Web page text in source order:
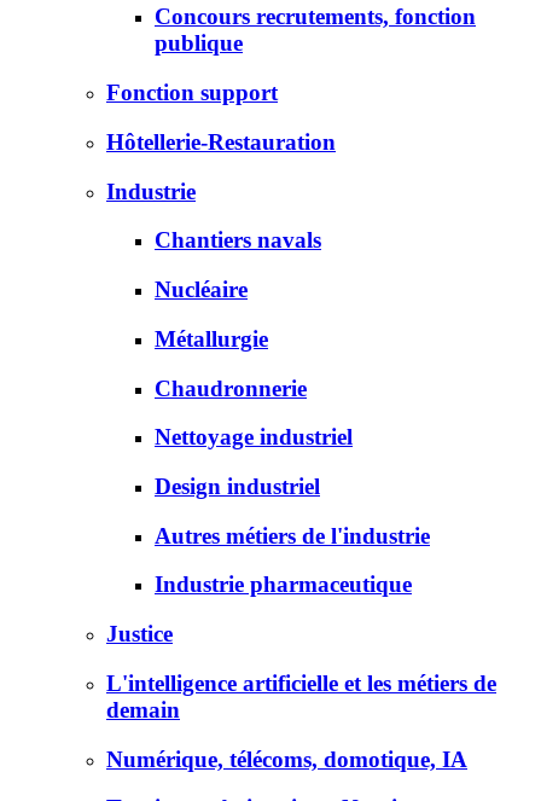
Concours recrutements, fonction
publique
Fonction support
Hôtellerie-Restauration
Industrie
Chantiers navals
Nucléaire
Métallurgie
Chaudronnerie
Nettoyage industriel
Design industriel
Autres métiers de l'industrie
Industrie pharmaceutique
Justice
L'intelligence artificielle et les métiers de
demain
Numérique, télécoms, domotique, IA